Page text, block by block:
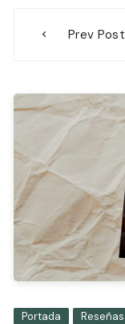
Prev Post
Portada Reseñas